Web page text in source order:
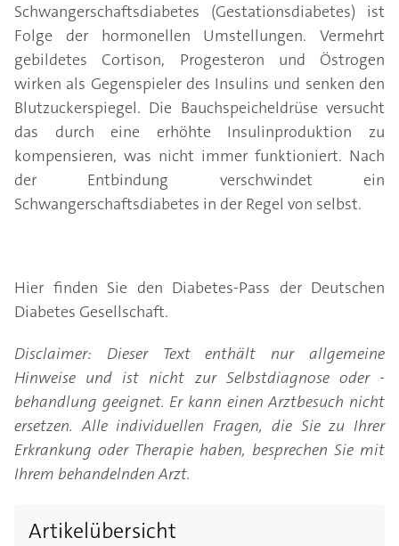
Schwangerschaftsdiabetes (Gestationsdiabetes) ist
Folge der hormonellen Umstellungen. Vermehrt
gebildetes Cortison, Progesteron und Östrogen
wirken als Gegenspieler des Insulins und senken den
Blutzuckerspiegel. Die Bauchspeicheldrüse versucht
das durch eine erhöhte Insulinproduktion zu
kompensieren, was nicht immer funktioniert. Nach
der Entbindung verschwindet ein
Schwangerschaftsdiabetes in der Regel von selbst.
Hier finden Sie den Diabetes-Pass der Deutschen
Diabetes Gesellschaft.
Disclaimer: Dieser Text enthält nur allgemeine
Hinweise und ist nicht zur Selbstdiagnose oder -
behandlung geeignet. Er kann einen Arztbesuch nicht
ersetzen. Alle individuellen Fragen, die Sie zu Ihrer
Erkrankung oder Therapie haben, besprechen Sie mit
Ihrem behandelnden Arzt.
Artikelübersicht